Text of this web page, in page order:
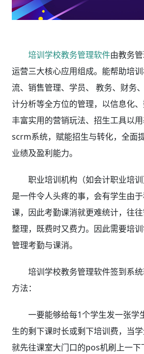
培训学校教务管理软件由教务
运营三大核心应用组成。能帮助培
流、销售管理、学员、 教务、财务
计分析等全方位的管理，以信息化
丰富实用的营销玩法、招生工具以
scrm系统，赋能招生与转化，全面
业绩及盈利能力。
职业培训机构（如会计职业培
是一件令人头疼的事，会有学生由
课，因此考勤课消就更难统计，往
整理，既费时又费力。因此需要培
管理考勤与课消。
培训学校教务管理软件签到系
方法：
一要能够给每1个学生发一张学
生的剩下课时长或剩下培训费，当学
就先往课室大门口的pos机刷上一下